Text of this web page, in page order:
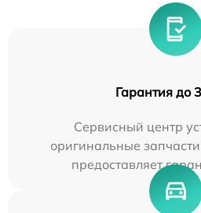
Гарантия до
Сервисный центр
оригинальные
предоставляет